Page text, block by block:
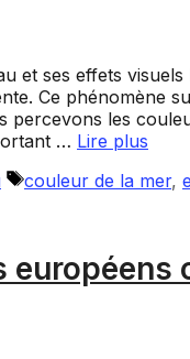
et ses effets
Ce phénomène
percevons les
… Lire plus
Étiquettes
couleur de la mer,
européens